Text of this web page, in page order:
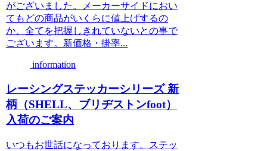
がございました。メーカーサイドにおい
てもどの商品がいくらに値上げするの
か、全てを把握しきれていないとの事で
ございます。新価格・掛率...
information
レーシングステッカーシリーズ 新
柄（SHELL、ブリヂストンfoot）
入荷のご案内
いつもお世話になっております。ステッ